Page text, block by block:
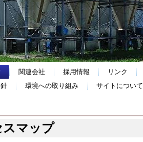
関連会社 採用情報 リンク
環境への取り組み サイトについて
スマップ